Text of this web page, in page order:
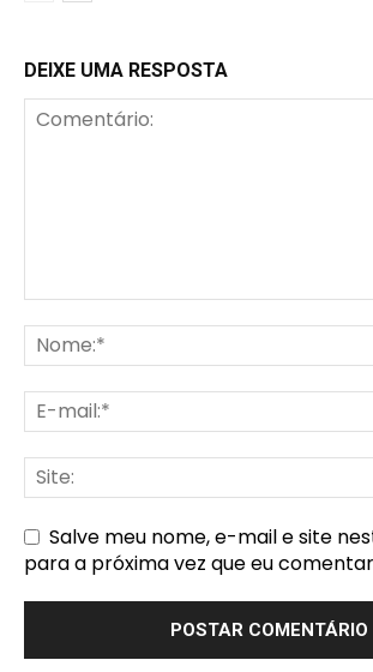
DEIXE UMA RESPOSTA
Salve meu nome, e-mail e site
para a próxima vez que eu